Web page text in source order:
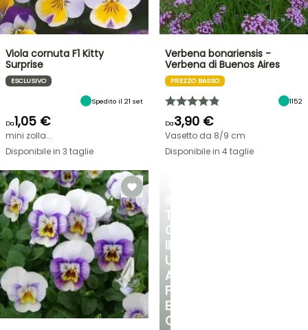
TUO
GIARDINO
IN
UN
ANGOLO
FRESCO
E
OMBREGGIATO
Viola cornuta F1 Kitty
Surprise
ESCLUSIVO
Spedito il 21 set
Da1,05 €
mini zolla...
Disponibile in 3 taglie
Verbena bonariensis -
Verbena di Buenos Aires
PREZZO BASSO
1152
Da3,90 €
Vasetto da 8/9 cm
Disponibile in 4 taglie